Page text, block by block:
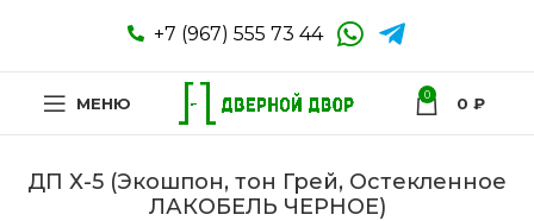
+7 (967) 555 73 44
МЕНЮ 0 0 ₽
ДП Х-5 (Экошпон, тон Грей, Остекленное
ЛАКОБЕЛЬ ЧЕРНОЕ)